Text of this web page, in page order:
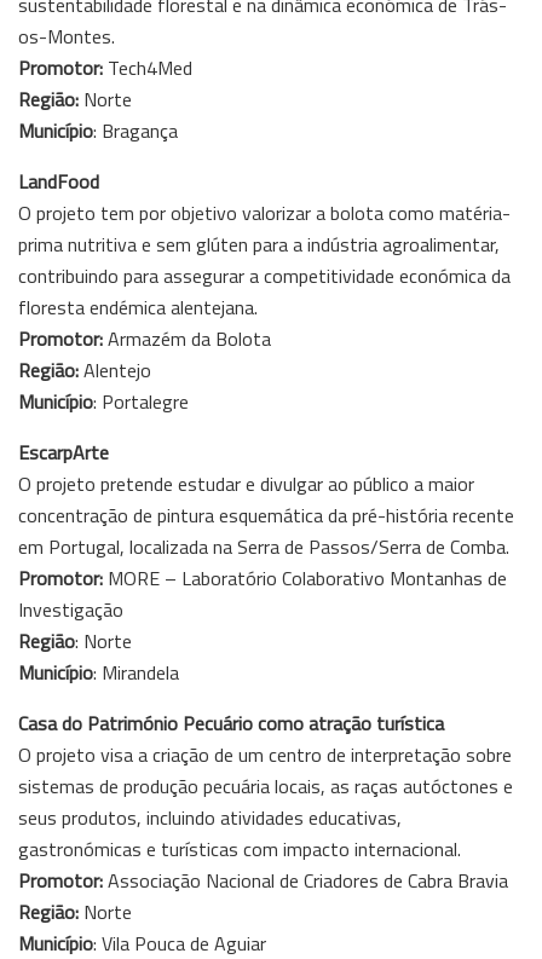
os-Montes.
Promotor: Tech4Med
Região: Norte
Município: Bragança
LandFood
O projeto tem por objetivo valorizar a bolota como matéria-
prima nutritiva e sem glúten para a indústria agroalimentar,
contribuindo para assegurar a competitividade económica da
floresta endémica alentejana.
Promotor:Armazém da Bolota
Região:Alentejo
Município: Portalegre
EscarpArte
O projeto pretende estudar e divulgar ao público a maior
concentração de pintura esquemática da pré-história recente
em Portugal, localizada na Serra de Passos/Serra de Comba.
Promotor: MORE – Laboratório Colaborativo Montanhas de
Investigação
Região: Norte
Município: Mirandela
Casa do Património Pecuário como atração turística
O projeto visa a criação de um centro de interpretação sobre
sistemas de produção pecuária locais, as raças autóctones e
seus produtos, incluindo atividades educativas,
gastronómicas e turísticas com impacto internacional.
Promotor:Associação Nacional de Criadores de Cabra Bravia
Região: Norte
Município: Vila Pouca de Aguiar